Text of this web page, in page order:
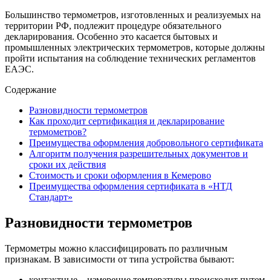
Большинство термометров, изготовленных и реализуемых на
территории РФ, подлежит процедуре обязательного
декларирования. Особенно это касается бытовых и
промышленных электрических термометров, которые должны
пройти испытания на соблюдение технических регламентов
ЕАЭС.
Содержание
Разновидности термометров
Как проходит сертификация и декларирование
термометров?
Преимущества оформления добровольного сертификата
Алгоритм получения разрешительных документов и
сроки их действия
Стоимость и сроки оформления в Кемерово
Преимущества оформления сертификата в «НТД
Стандарт»
Разновидности термометров
Термометры можно классифицировать по различным
признакам. В зависимости от типа устройства бывают: